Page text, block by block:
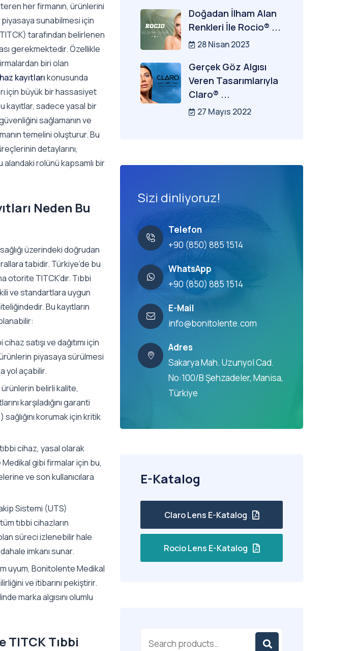
her firmanın, ürünlerini
sunabilmesi için
tarafından belirlenen
gerekmektedir. Özellikle
biri olan
kayıtlarıkonusunda
için büyük bir hassasiyet
kayıtlar, sadece yasal bir
sağlamanın ve
temelini oluşturur. Bu
detaylarını,
rolünü kapsamlı bir
Neden Bu
üzerindeki doğrudan
tabidir. Türkiye’de bu
otorite TITCK’dır. Tıbbi
ve standartlara uygun
Bu kayıtların
satışı ve dağıtımı için
ürünlerin piyasaya sürülmesi
yol açabilir.
belirli kalite,
karşıladığını garanti
sağlığını korumak için kritik
cihaz, yasal olarak
gibi firmalar için bu,
ve son kullanıcılara
Sistemi (UTS)
tıbbi cihazların
süreci izlenebilir hale
imkanı sunar.
uyum, Bonitolente Medikal
ve itibarını pekiştirir.
marka algısını olumlu
Tıbbi
Doğadan İlham Alan
Renkleri İle Rocio® ...
28 Nisan 2023
Gerçek Göz Algısı
Veren Tasarımlarıyla
Claro® ...
27 Mayıs 2022
Sizi dinliyoruz!
Telefon
+90 (850) 885 1514
WhatsApp
+90 (850) 885 1514
E-Mail
info@bonitolente.com
Adres
Sakarya Mah. Uzunyol Cad.
No:100/B Şehzadeler, Manisa,
Türkiye
E-Katalog
Claro Lens E-Katalog
Rocio Lens E-Katalog